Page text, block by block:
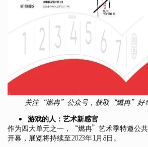
关注“燃冉”公众号，获取“燃冉”好
游戏的人：艺术新感官
作为四大单元之一，“燃冉”艺术季特邀公
开幕，展览将持续至2023年1月8日。